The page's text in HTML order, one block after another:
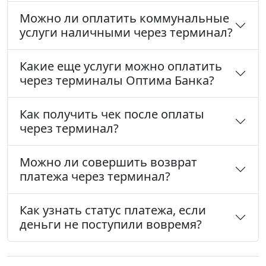
Можно ли оплатить коммунальные
услуги наличными через терминал?
Какие еще услуги можно оплатить
через терминалы Оптима Банка?
Как получить чек после оплаты
через терминал?
Можно ли совершить возврат
платежа через терминал?
Как узнать статус платежа, если
деньги не поступили вовремя?